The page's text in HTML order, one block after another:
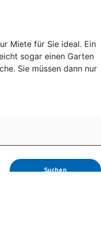
Miete für Sie ideal. Ein
sogar einen Garten
Sie müssen dann nur